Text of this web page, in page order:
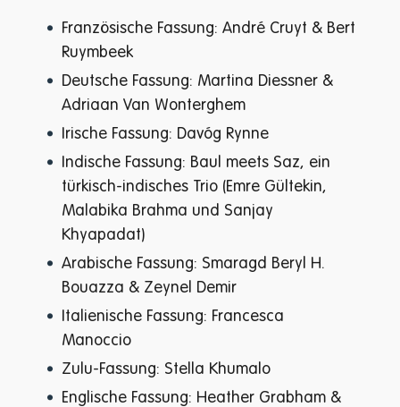
Französische Fassung: André Cruyt & Bert
Ruymbeek
Deutsche Fassung: Martina Diessner &
Adriaan Van Wonterghem
Irische Fassung: Davóg Rynne
Indische Fassung: Baul meets Saz, ein
türkisch-indisches Trio (Emre Gültekin,
Malabika Brahma und Sanjay
Khyapadat)
Arabische Fassung: Smaragd Beryl H.
Bouazza & Zeynel Demir
Italienische Fassung: Francesca
Manoccio
Zulu-Fassung: Stella Khumalo
Englische Fassung: Heather Grabham &